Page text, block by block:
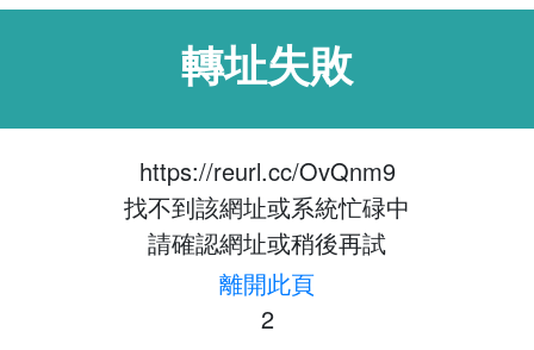
轉址失敗
https://reurl.cc/OvQnm9
找不到該網址或系統忙碌中
請確認網址或稍後再試
離開此頁
2